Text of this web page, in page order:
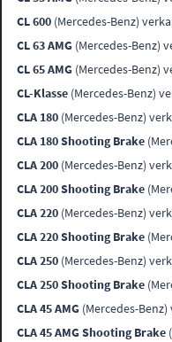
CL 600 (Mercedes-Benz)
CL 63 AMG (Mercedes-Benz)
CL 65 AMG (Mercedes-Benz)
CL-Klasse (Mercedes-Benz)
CLA 180 (Mercedes-Benz)
CLA 180 Shooting Brake
CLA 200 (Mercedes-Benz)
CLA 200 Shooting Brake
CLA 220 (Mercedes-Benz)
CLA 220 Shooting Brake
CLA 250 (Mercedes-Benz)
CLA 250 Shooting Brake
CLA 45 AMG (Mercedes-
CLA 45 AMG Shooting Brake